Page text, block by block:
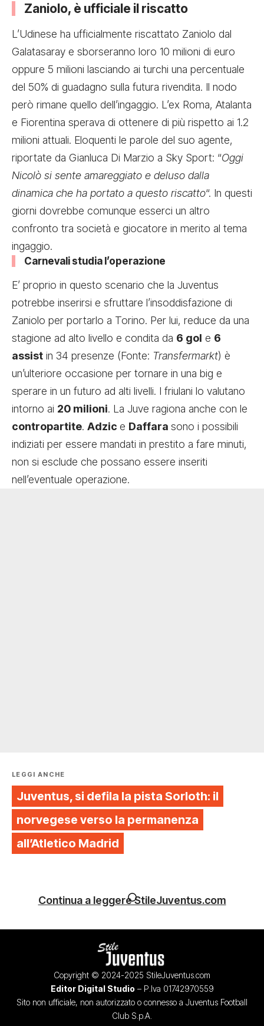
Zaniolo, è ufficiale il riscatto
L’Udinese ha ufficialmente riscattato Zaniolo dal
Galatasaray e sborseranno loro 10 milioni di euro
oppure 5 milioni lasciando ai turchi una percentuale
del 50% di guadagno sulla futura rivendita. Il nodo
però rimane quello dell’ingaggio. L’ex Roma, Atalanta
e Fiorentina sperava di ottenere di più rispetto ai 1.2
milioni attuali. Eloquenti le parole del suo agente,
riportate da Gianluca Di Marzio a Sky Sport: “Oggi
Nicolò si sente amareggiato e deluso dalla
dinamica che ha portato a questo riscatto“. In questi
giorni dovrebbe comunque esserci un altro
confronto tra società e giocatore in merito al tema
ingaggio.
Carnevali studia l’operazione
E’ proprio in questo scenario che la Juventus
potrebbe inserirsi e sfruttare l’insoddisfazione di
Zaniolo per portarlo a Torino. Per lui, reduce da una
stagione ad alto livello e condita da 6 gol e 6
assist in 34 presenze (Fonte: Transfermarkt) è
un’ulteriore occasione per tornare in una big e
sperare in un futuro ad alti livelli. I friulani lo valutano
intorno ai 20 milioni. La Juve ragiona anche con le
contropartite. Adzic e Daffara sono i possibili
indiziati per essere mandati in prestito a fare minuti,
non si esclude che possano essere inseriti
nell’eventuale operazione.
LEGGI ANCHE
Juventus, si defila la pista Sorloth: il
norvegese verso la permanenza
all’Atletico Madrid
Continua a leggere StileJuventus.com
Copyright © 2024-2025 StileJuventus.com
Editor Digital Studio – P.Iva 01742970559
Sito non ufficiale, non autorizzato o connesso a Juventus Football
Club S.p.A.